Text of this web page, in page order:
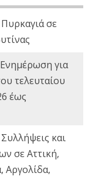
Πυρκαγιά σε
Ενημέρωση για
τελευταίου
έως
Συλλήψεις και
σε Αττική,
Αργολίδα,